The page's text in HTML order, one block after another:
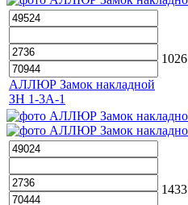
АЛЛЮР Замок накладной
ЗН 1-3А-1
1026
1433